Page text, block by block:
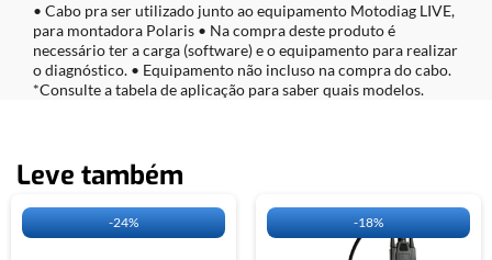
• Cabo pra ser utilizado junto ao equipamento Motodiag LIVE,
para montadora Polaris • Na compra deste produto é
necessário ter a carga (software) e o equipamento para realizar
o diagnóstico. • Equipamento não incluso na compra do cabo.
*Consulte a tabela de aplicação para saber quais modelos.
Leve também
-24% -18%